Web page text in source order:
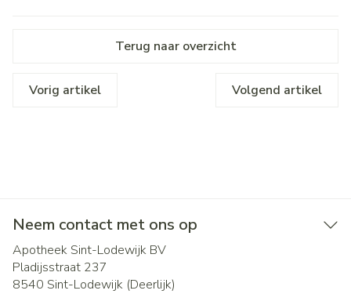
Terug naar overzicht
Vorig artikel Volgend artikel
Neem contact met ons op
Apotheek Sint-Lodewijk BV
Pladijsstraat 237
8540 Sint-Lodewijk (Deerlijk)